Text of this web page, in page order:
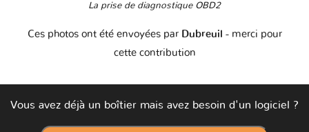
La prise de diagnostique OBD2
Ces photos ont été envoyées par Dubreuil - merci pour
cette contribution
Vous avez déjà un boîtier mais avez besoin d'un logiciel ?